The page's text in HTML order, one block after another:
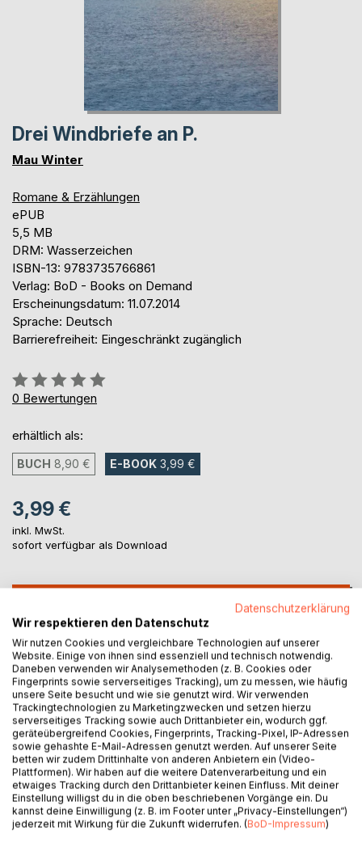
Drei Windbriefe an P.
Mau Winter
Romane & Erzählungen
ePUB
5,5 MB
DRM: Wasserzeichen
ISBN-13: 9783735766861
Verlag: BoD - Books on Demand
Erscheinungsdatum: 11.07.2014
Sprache: Deutsch
Barrierefreiheit: Eingeschränkt zugänglich
Bewertung::
0%
0 Bewertungen
erhältlich als:
BUCH 8,90 € E-BOOK 3,99 €
3,99 €
inkl. MwSt.
sofort verfügbar als Download
Auf die Merkliste
Titel bewerten
BESCHREIBUNG
Lena, eine Frau über 60, blickt auf ihr Leben zurück. Ihre
Datenschutzerklärung
Wir respektieren den Datenschutz
Wir nutzen Cookies und vergleichbare Technologien auf unserer
Website. Einige von ihnen sind essenziell und technisch notwendig.
Daneben verwenden wir Analysemethoden (z. B. Cookies oder
Fingerprints sowie serverseitiges Tracking), um zu messen, wie häufig
unsere Seite besucht und wie sie genutzt wird. Wir verwenden
Trackingtechnologien zu Marketingzwecken und setzen hierzu
serverseitiges Tracking sowie auch Drittanbieter ein, wodurch ggf.
geräteübergreifend Cookies, Fingerprints, Tracking-Pixel, IP-Adressen
sowie gehashte E-Mail-Adressen genutzt werden. Auf unserer Seite
betten wir zudem Drittinhalte von anderen Anbietern ein (Video-
Plattformen). Wir haben auf die weitere Datenverarbeitung und ein
etwaiges Tracking durch den Drittanbieter keinen Einfluss. Mit deiner
Einstellung willigst du in die oben beschriebenen Vorgänge ein. Du
kannst deine Einwilligung (z. B. im Footer unter „Privacy-Einstellungen“)
jederzeit mit Wirkung für die Zukunft widerrufen. (BoD-Impressum)